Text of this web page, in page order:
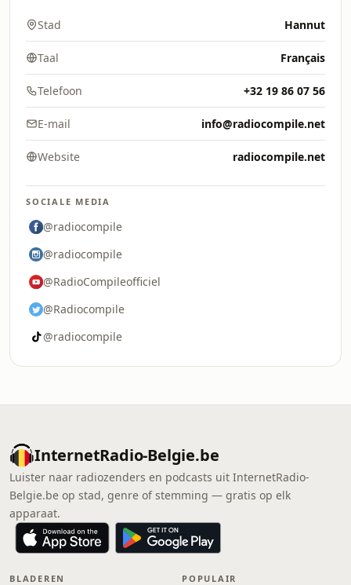
Stad Hannut
Taal Français
Telefoon +32 19 86 07 56
E-mail info@radiocompile.net
Website radiocompile.net
SOCIALE MEDIA
@radiocompile
@radiocompile
@RadioCompileofficiel
@Radiocompile
@radiocompile
InternetRadio-Belgie.be
Luister naar radiozenders en podcasts uit InternetRadio-
Belgie.be op stad, genre of stemming — gratis op elk
apparaat.
BLADEREN POPULAIR